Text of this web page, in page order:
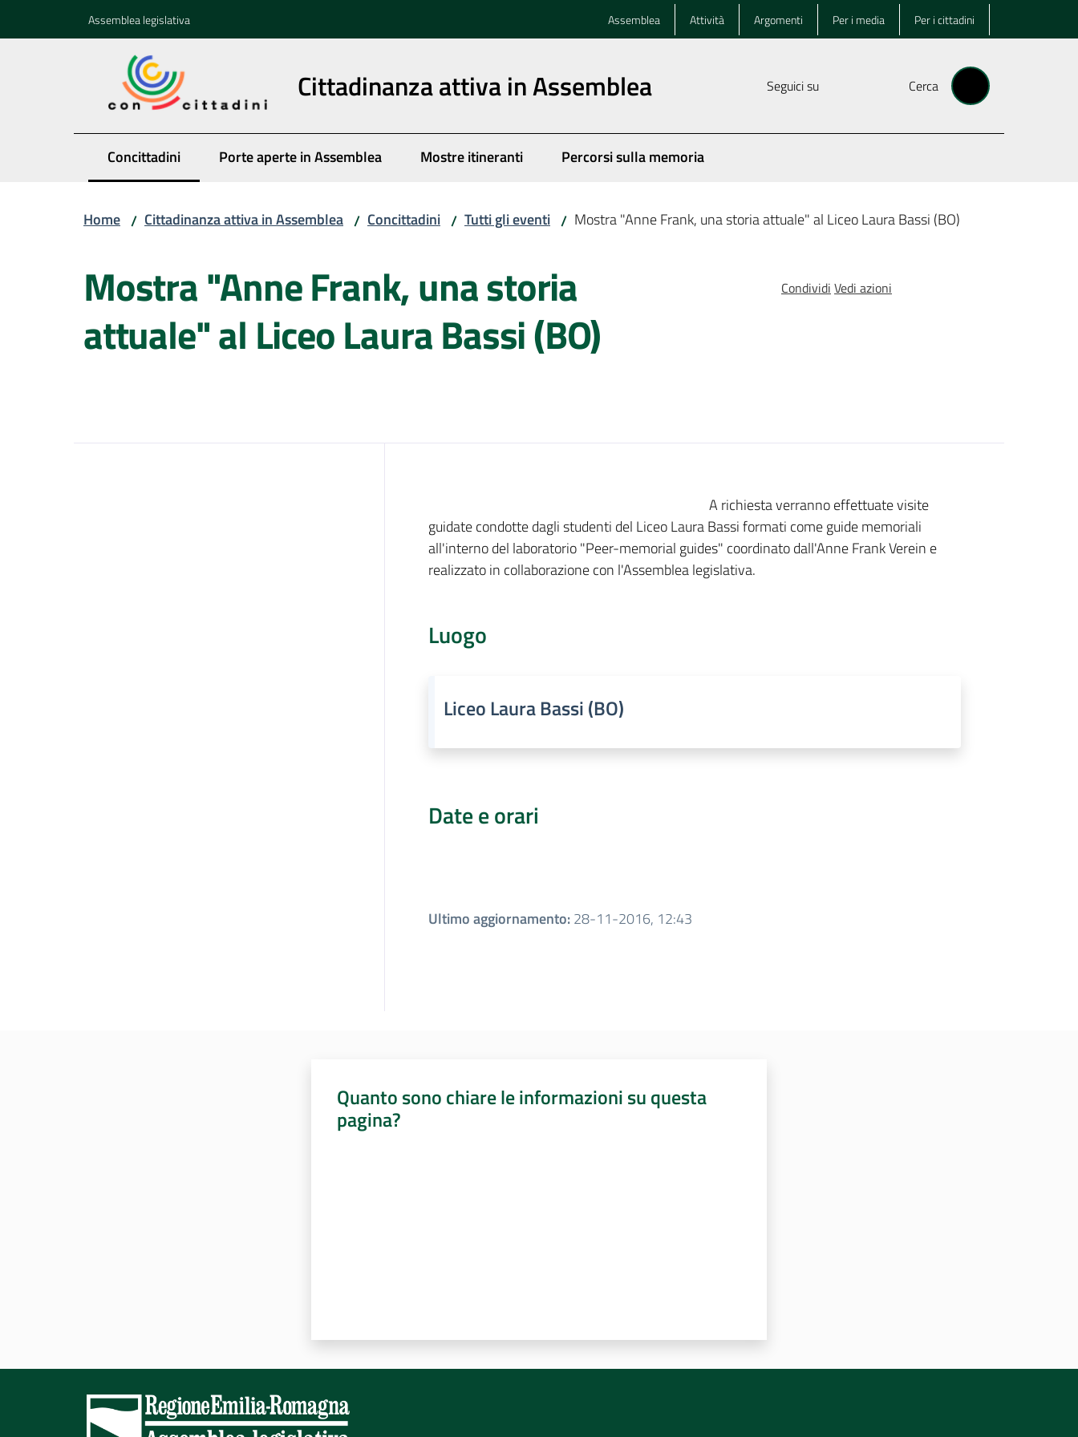
Assemblea legislativa Assemblea Attività Argomenti Per i media Per i cittadini
Cittadinanza attiva in Assemblea Seguici su Cerca
Concittadini
Menu selezionato Porte aperte in Assemblea Mostre itineranti Percorsi sulla memoria
Home / Cittadinanza attiva in Assemblea / Concittadini / Tutti gli eventi / Mostra "Anne Frank, una storia attuale" al Liceo Laura Bassi (BO)
Mostra "Anne Frank, una storia
attuale" al Liceo Laura Bassi (BO)
Condividi Vedi azioni
A richiesta verranno effettuate visite
guidate condotte dagli studenti del Liceo Laura Bassi formati come guide memoriali
all'interno del laboratorio "Peer-memorial guides" coordinato dall'Anne Frank Verein e
realizzato in collaborazione con l'Assemblea legislativa.
Luogo
Liceo Laura Bassi (BO)
Date e orari
Ultimo aggiornamento:28-11-2016, 12:43
Quanto sono chiare le informazioni su questa
pagina?